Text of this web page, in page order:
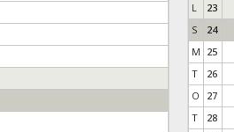
L
23
S
24
M 25
T
26
O
27
T
28